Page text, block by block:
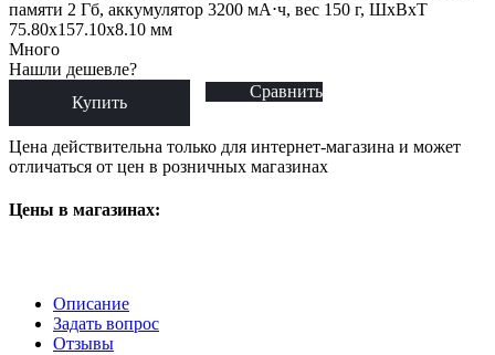
памяти 2 Гб, аккумулятор 3200 мА⋅ч, вес 150 г, ШxВxТ
75.80x157.10x8.10 мм
Много
Нашли дешевле?
Купить
Сравнить
Цена действительна только для интернет-магазина и может
отличаться от цен в розничных магазинах
Цены в магазинах:
Описание
Задать вопрос
Отзывы